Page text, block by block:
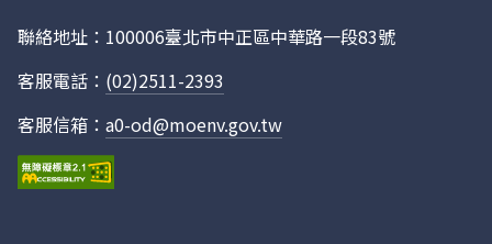
專業技能與數據／AI工具門檻，並建立能力
「淨零綠領人才培育課程合格證明」之採認
後，建置一站式綠領學習資訊整合平臺，串
務，為有志投入者提供可查證、可追蹤且可
114年環保
標章制度管
聯絡地址：100006臺北市中正區中華路一段83號
客服電話： (02)2511-2393
客服信箱： a0-od@moenv.gov.tw